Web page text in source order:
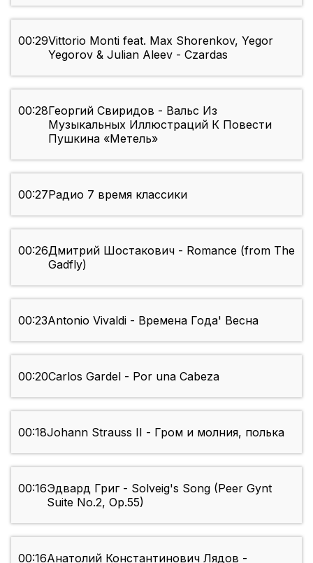
00:29Vittorio Monti feat. Max Shorenkov, Yegor
Yegorov & Julian Aleev - Czardas
00:28Георгий Свиридов - Вальс Из
Музыкальных Иллюстраций К Повести
Пушкина «Метель»
00:27Радио 7 время классики
00:26Дмитрий Шостакович - Romance (from The
Gadfly)
00:23Antonio Vivaldi - Времена Года' Весна
00:20Carlos Gardel - Por una Cabeza
00:18Johann Strauss II - Гром и молния, полька
00:16Эдвард Григ - Solveig's Song (Peer Gynt
Suite No.2, Op.55)
00:16Анатолий Константинович Лядов -